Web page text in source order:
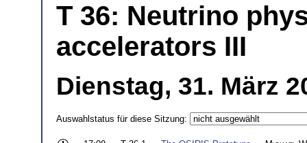
T 36: Neutrino
accelerators III
Dienstag, 31. März
Auswahlstatus für diese Sitzung: